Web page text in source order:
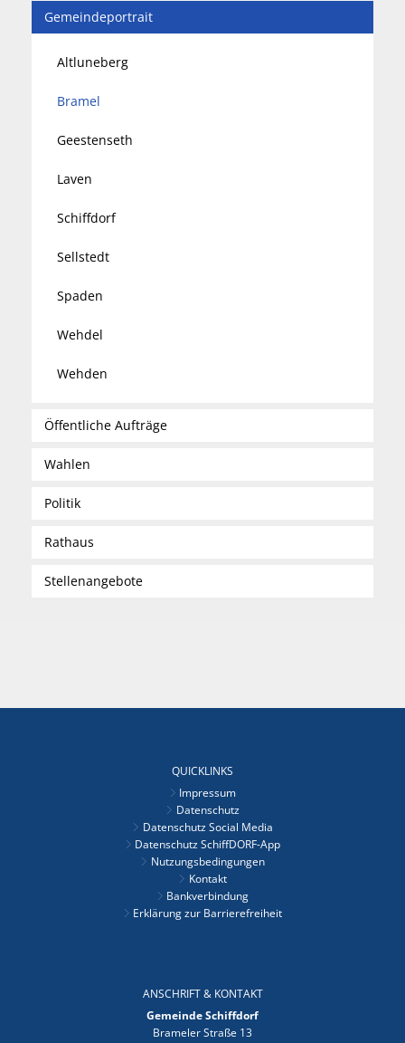
Gemeindeportrait
Altluneberg
Bramel
Geestenseth
Laven
Schiffdorf
Sellstedt
Spaden
Wehdel
Wehden
Öffentliche Aufträge
Wahlen
Politik
Rathaus
Stellenangebote
QUICKLINKS
Impressum
Datenschutz
Datenschutz Social Media
Datenschutz SchiffDORF-App
Nutzungsbedingungen
Kontakt
Bankverbindung
Erklärung zur Barrierefreiheit
ANSCHRIFT & KONTAKT
Gemeinde Schiffdorf
Brameler Straße 13